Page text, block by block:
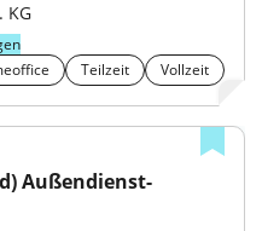
KG
Teilzeit Vollzeit
Außendienst-